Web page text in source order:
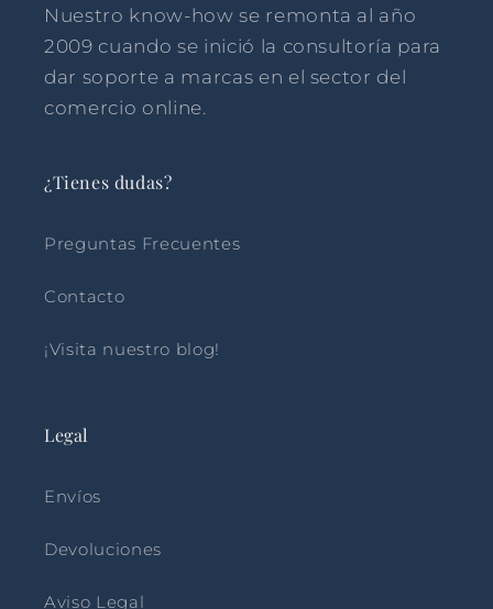
Nuestro know-how se remonta al año
2009 cuando se inició la consultoría para
dar soporte a marcas en el sector del
comercio online.
¿Tienes dudas?
Preguntas Frecuentes
Contacto
¡Visita nuestro blog!
Legal
Envíos
Devoluciones
Aviso Legal